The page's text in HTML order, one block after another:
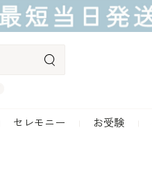
セレモニー お受験